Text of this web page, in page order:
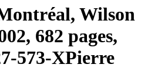
Wilson
682 pages,
573-XPierre